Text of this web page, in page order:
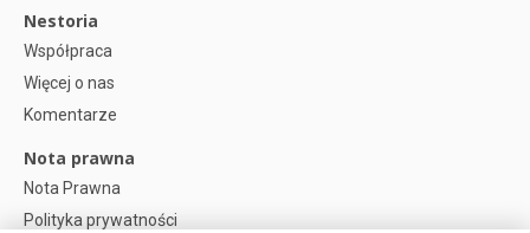
Nestoria
Współpraca
Więcej o nas
Komentarze
Nota prawna
Nota Prawna
Polityka prywatności